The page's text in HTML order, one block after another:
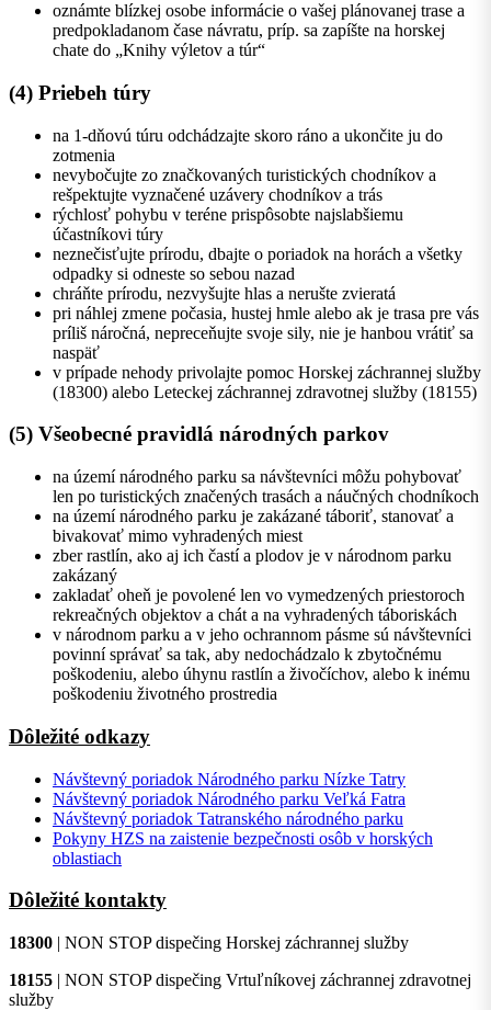
oznámte blízkej osobe informácie o vašej plánovanej trase a
predpokladanom čase návratu, príp. sa zapíšte na horskej
chate do „Knihy výletov a túr“
(4) Priebeh túry
na 1-dňovú túru odchádzajte skoro ráno a ukončite ju do
zotmenia
nevybočujte zo značkovaných turistických chodníkov a
rešpektujte vyznačené uzávery chodníkov a trás
rýchlosť pohybu v teréne prispôsobte najslabšiemu
účastníkovi túry
neznečisťujte prírodu, dbajte o poriadok na horách a všetky
odpadky si odneste so sebou nazad
chráňte prírodu, nezvyšujte hlas a nerušte zvieratá
pri náhlej zmene počasia, hustej hmle alebo ak je trasa pre vás
príliš náročná, nepreceňujte svoje sily, nie je hanbou vrátiť sa
naspäť
v prípade nehody privolajte pomoc Horskej záchrannej služby
(18300) alebo Leteckej záchrannej zdravotnej služby (18155)
(5) Všeobecné pravidlá národných parkov
na území národného parku sa návštevníci môžu pohybovať
len po turistických značených trasách a náučných chodníkoch
na území národného parku je zakázané táboriť, stanovať a
bivakovať mimo vyhradených miest
zber rastlín, ako aj ich častí a plodov je v národnom parku
zakázaný
zakladať oheň je povolené len vo vymedzených priestoroch
rekreačných objektov a chát a na vyhradených táboriskách
v národnom parku a v jeho ochrannom pásme sú návštevníci
povinní správať sa tak, aby nedochádzalo k zbytočnému
poškodeniu, alebo úhynu rastlín a živočíchov, alebo k inému
poškodeniu životného prostredia
Dôležité odkazy
Návštevný poriadok Národného parku Nízke Tatry
Návštevný poriadok Národného parku Veľká Fatra
Návštevný poriadok Tatranského národného parku
Pokyny HZS na zaistenie bezpečnosti osôb v horských
oblastiach
Dôležité kontakty
18300 | NON STOP dispečing Horskej záchrannej služby
18155 | NON STOP dispečing Vrtuľníkovej záchrannej zdravotnej
služby